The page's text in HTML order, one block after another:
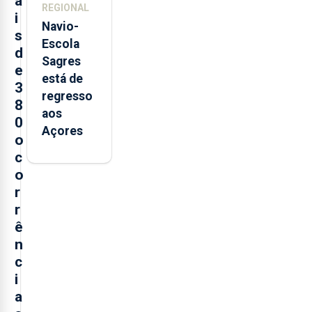
i
s
d
e
3
8
0
o
c
o
r
r
ê
n
c
i
a
REGIONAL
Navio-
Escola
Sagres
está de
regresso
aos
Açores